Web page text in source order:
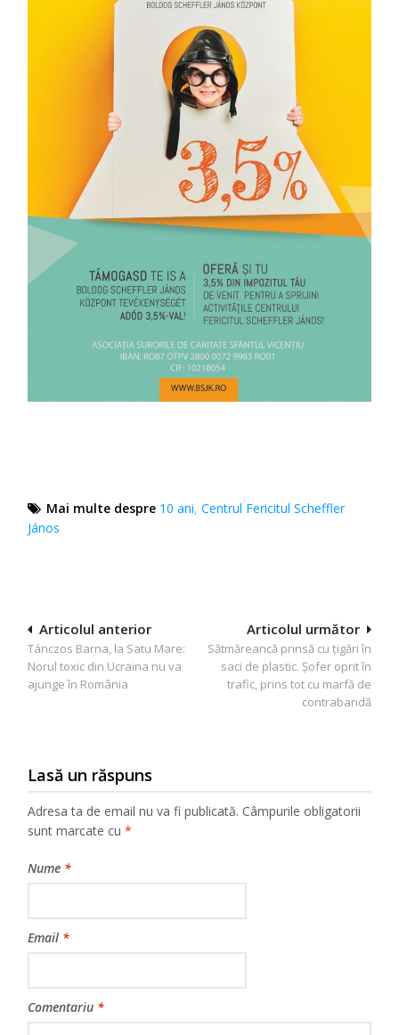
Mai multe despre 10 ani,Centrul Fericitul Scheffler
János
Navigare
în
articole
Articolul următor
Sătmăreancă prinsă cu țigări în
saci de plastic. Șofer oprit în
trafic, prins tot cu marfă de
contrabandă
Articolul anterior
Tánczos Barna, la Satu Mare:
Norul toxic din Ucraina nu va
ajunge în România
Lasă un răspuns
Adresa ta de email nu va fi publicată. Câmpurile obligatorii
sunt marcate cu*
Nume *
Email *
Comentariu *